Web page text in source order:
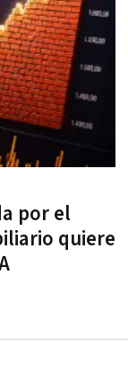
por el
quiere